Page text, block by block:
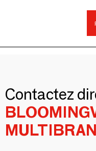
Contactez